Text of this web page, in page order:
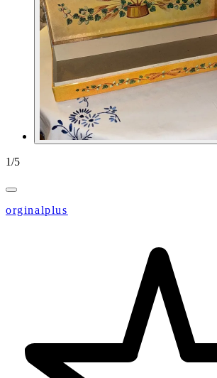
1/5
orginalplus